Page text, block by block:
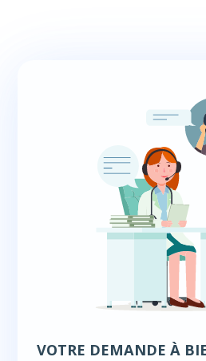
VOTRE DEMANDE À